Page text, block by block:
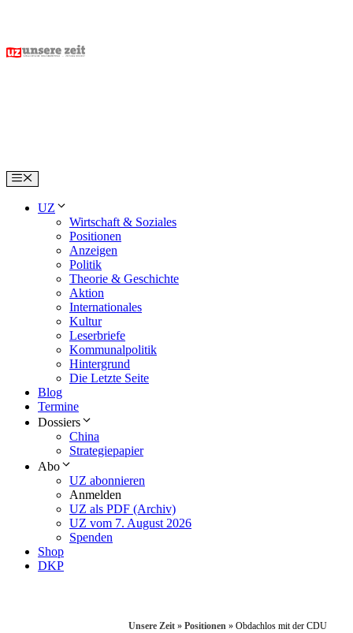
content
Menu
UZ
Wirtschaft & Soziales
Positionen
Anzeigen
Politik
Theorie & Geschichte
Aktion
Internationales
Kultur
Leserbriefe
Kommunalpolitik
Hintergrund
Die Letzte Seite
Blog
Termine
Dossiers
China
Strategiepapier
Abo
UZ abonnieren
Anmelden
UZ als PDF (Archiv)
UZ vom 7. August 2026
Spenden
Shop
DKP
Unsere Zeit » Positionen » Obdachlos mit der CDU